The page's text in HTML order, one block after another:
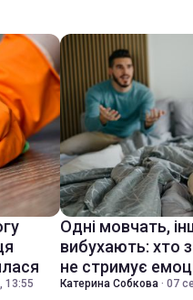
13:55
Одні мовчать,
вибухають: хто
не стримує
Катерина Собкова · 07